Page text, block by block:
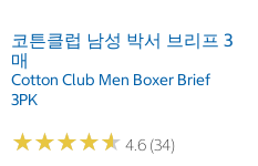
코튼클럽 남성 박서 브리프 3
매
Cotton Club Men Boxer Brief
3PK
★★★★★
★★★★★ 4.6 (34)